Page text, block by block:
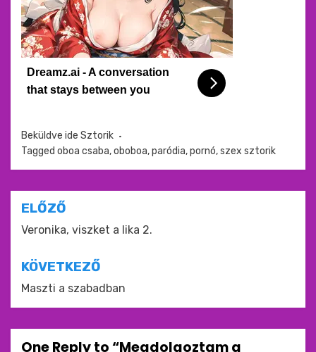
Dreamz.ai - A conversation
that stays between you
Beküldve ide Sztorik
Tagged oboa csaba,oboboa,paródia,pornó,szex sztorik
Bejegyzés
navigáció
ELŐZŐ
Veronika, viszket a lika 2.
KÖVETKEZŐ
Maszti a szabadban
One Reply to “Megdolgoztam a